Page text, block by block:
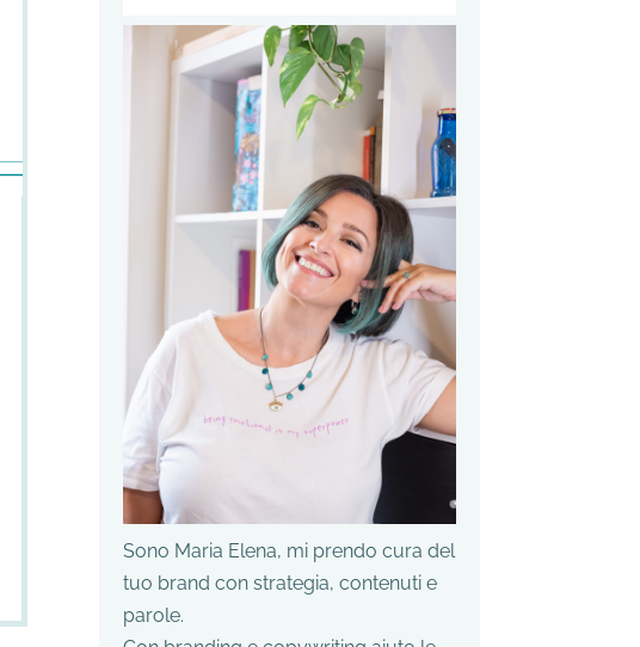
Sono Maria Elena, mi prendo cura del
tuo brand con strategia, contenuti e
parole.